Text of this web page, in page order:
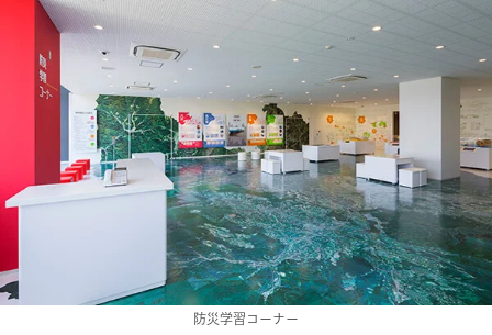
防災学習コーナー
防災シアター